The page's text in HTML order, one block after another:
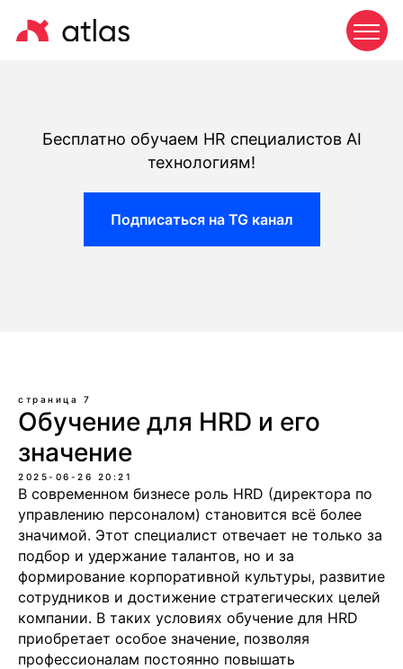
Бесплатно обучаем HR специалистов AI
технологиям!
Подписаться на TG канал
страница 7
Обучение для HRD и его
значение
2025-06-26 20:21
В современном бизнесе роль HRD (директора по
управлению персоналом) становится всё более
значимой. Этот специалист отвечает не только за
подбор и удержание талантов, но и за
формирование корпоративной культуры, развитие
сотрудников и достижение стратегических целей
компании. В таких условиях обучение для HRD
приобретает особое значение, позволяя
профессионалам постоянно повышать